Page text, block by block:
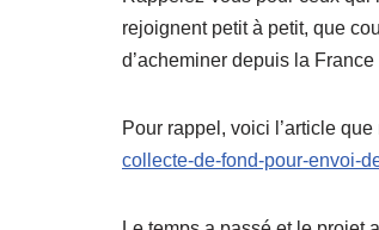
rejoignent petit à petit, que
d’acheminer depuis la
Pour rappel, voici l’article
collecte-de-fond-pour-envoi-